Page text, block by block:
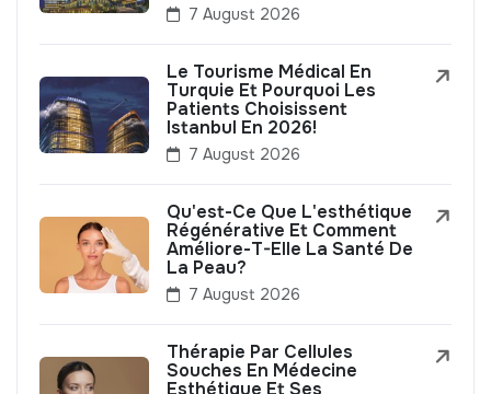
7 August 2026
Le Tourisme Médical En
Turquie Et Pourquoi Les
Patients Choisissent
Istanbul En 2026!
7 August 2026
Qu'est-Ce Que L'esthétique
Régénérative Et Comment
Améliore-T-Elle La Santé De
La Peau?
7 August 2026
Thérapie Par Cellules
Souches En Médecine
Esthétique Et Ses